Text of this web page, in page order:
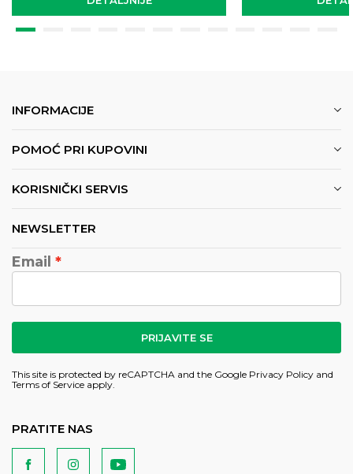
INFORMACIJE
POMOĆ PRI KUPOVINI
KORISNIČKI SERVIS
NEWSLETTER
Email
PRIJAVITE SE
This site is protected by reCAPTCHA and the Google Privacy Policy and
Terms of Service apply.
PRATITE NAS